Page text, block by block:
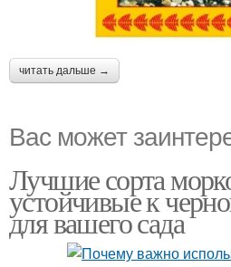
читать дальше →
Вас может
Лучшие сорта
устойчивые к
для вашего сада